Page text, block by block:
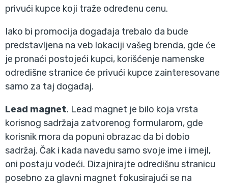
privući kupce koji traže određenu cenu.
Iako bi promocija događaja trebalo da bude
predstavljena na veb lokaciji vašeg brenda, gde će
je pronaći postojeći kupci, korišćenje namenske
odredišne stranice će privući kupce zainteresovane
samo za taj događaj.
Lead magnet. Lead magnet je bilo koja vrsta
korisnog sadržaja zatvorenog formularom, gde
korisnik mora da popuni obrazac da bi dobio
sadržaj. Čak i kada navedu samo svoje ime i imejl,
oni postaju vodeći. Dizajnirajte odredišnu stranicu
posebno za glavni magnet fokusirajući se na